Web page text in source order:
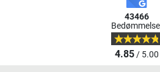
43466
4.85/ 5.00